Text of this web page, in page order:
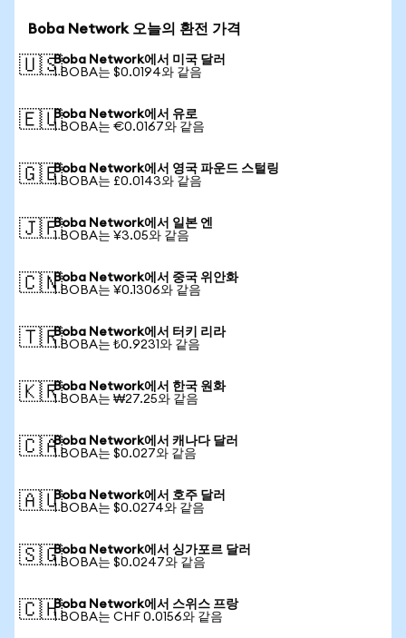
Boba Network 오늘의 환전 가격
🇺🇸Boba Network에서 미국 달러
1 BOBA는 $0.0194와 같음
🇪🇺Boba Network에서 유로
1 BOBA는 €0.0167와 같음
🇬🇧Boba Network에서 영국 파운드 스털링
1 BOBA는 £0.0143와 같음
🇯🇵Boba Network에서 일본 엔
1 BOBA는 ¥3.05와 같음
🇨🇳Boba Network에서 중국 위안화
1 BOBA는 ¥0.1306와 같음
🇹🇷Boba Network에서 터키 리라
1 BOBA는 ₺0.9231와 같음
🇰🇷Boba Network에서 한국 원화
1 BOBA는 ₩27.25와 같음
🇨🇦Boba Network에서 캐나다 달러
1 BOBA는 $0.027와 같음
🇦🇺Boba Network에서 호주 달러
1 BOBA는 $0.0274와 같음
🇸🇬Boba Network에서 싱가포르 달러
1 BOBA는 $0.0247와 같음
🇨🇭Boba Network에서 스위스 프랑
1 BOBA는 CHF 0.0156와 같음